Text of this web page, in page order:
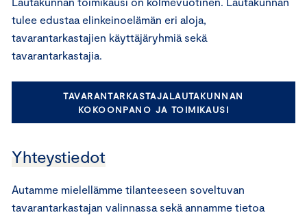
tulee edustaa elinkeinoelämän eri aloja,
tavarantarkastajien käyttäjäryhmiä sekä
tavarantarkastajia.
TAVARANTARKASTAJALAUTAKUNNAN
KOKOONPANO JA TOIMIKAUSI
Yhteystiedot
Autamme mielellämme tilanteeseen soveltuvan
tavarantarkastajan valinnassa sekä annamme tietoa